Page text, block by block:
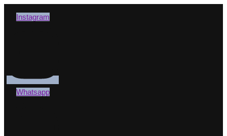
Instagram
Whatsapp